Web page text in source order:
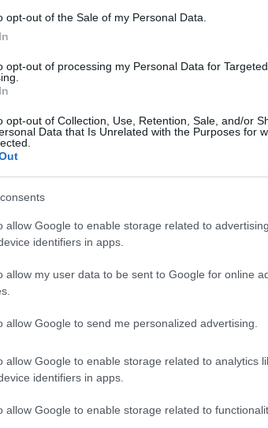
opt-out of the Sale of my Personal Data.
opt-out of processing my Personal Data for Targeted
opt-out of Collection, Use, Retention, Sale, and/or
Data that Is Unrelated with the Purposes for
allow Google to enable storage related to
identifiers in apps.
allow my user data to be sent to Google for online
allow Google to send me personalized advertising.
allow Google to enable storage related to analytics
identifiers in apps.
allow Google to enable storage related to
la fase de ascenso
que acompañarán a Tenerife y Eldense en
2026-27. El calendario marca fechas clave:
ySabadellarranca el viernes29 de
Di Stéfano, y la vuelta se jugará el viernes
están reservadas para los días
definitivos.
a los equipos mejor clasificados en la liga
término de la prórroga: el empate beneficiará
En este cruce, esa condición pesa a
de salvar el resultado con un equilibrio
de clasificación no sustituye a los goles o a
pero puede decidir una eliminatoria